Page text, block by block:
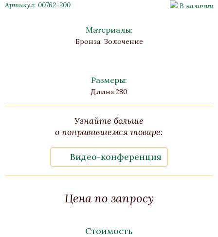
Артикул: 00762-200 В наличии
Материалы:
Бронза, Золочение
Размеры:
Длина 280
Узнайте больше
о понравившемся товаре:
Видео-конференция
Цена по запросу
Стоимость